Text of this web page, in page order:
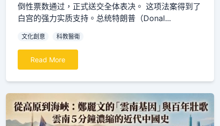
倒性票数通过，正式送交全体表决。 这项法案得到了
白宫的强力实质支持。总统特朗普（Donal...
文化創意 科教醫衛
Read More